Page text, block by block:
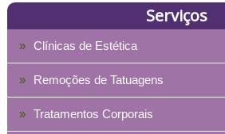
Serviços
Clínicas de Estética
Remoções de Tatuagens
Tratamentos Corporais